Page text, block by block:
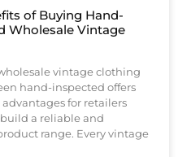
of Buying Hand-
Wholesale Vintage
vintage clothing
hand-inspected offers
for retailers
a reliable and
range. Every vintage